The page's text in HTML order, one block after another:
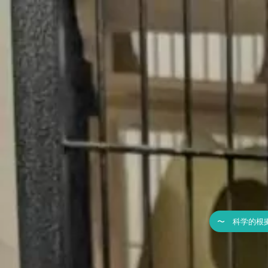
〜 科学的根